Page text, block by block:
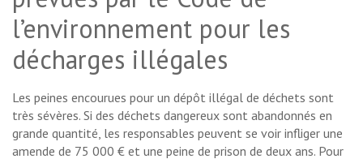
l’environnement pour les
décharges illégales
Les peines encourues pour un dépôt illégal de déchets sont
très sévères. Si des déchets dangereux sont abandonnés en
grande quantité, les responsables peuvent se voir infliger une
amende de 75 000 € et une peine de prison de deux ans. Pour